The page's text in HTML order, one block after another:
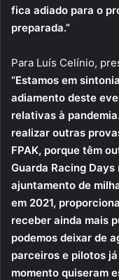
fica adiado para o
preparada.”
Para Luís Celínio,
“Estamos em
adiamento deste
relativas à
realizar outras
FPAK, porque têm
Guarda Racing Days
ajuntamento de
em 2021,
receber ainda mais
podemos deixar de
parceiros e pilotos
momento quiseram